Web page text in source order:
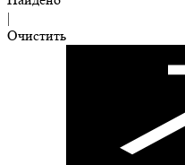
|
Очистить